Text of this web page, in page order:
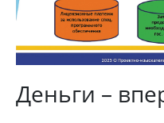
Деньги –